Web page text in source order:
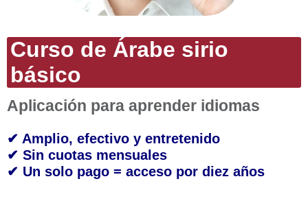
Curso de Árabe sirio
básico
Aplicación para aprender idiomas
✔ Amplio, efectivo y entretenido
✔ Sin cuotas mensuales
✔ Un solo pago = acceso por diez años